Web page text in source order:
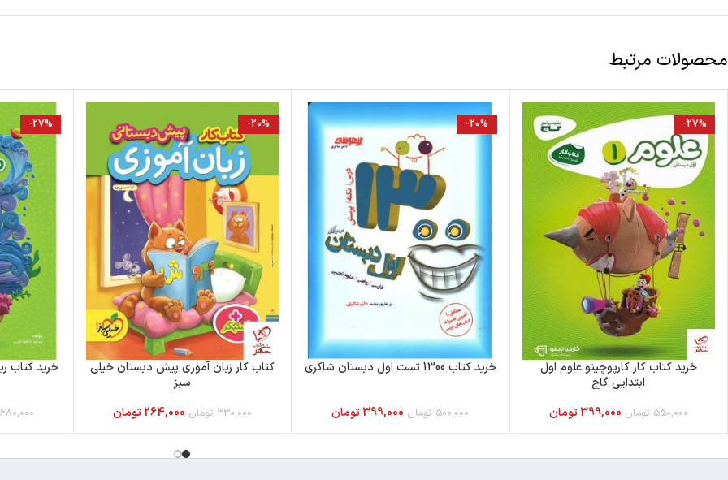
محصولات مرتبط
-27%
خرید کتاب کار کارپوچینو علوم اول
ابتدایی گاج
550,000 تومان 399,000تومان
-20%
خرید کتاب 1300 تست اول دبستان شاکری
500,000 تومان 399,000تومان
-20%
کتاب کار زبان آموزی پیش دبستان خیلی
سبز
330,000 تومان 264,000تومان
-27%
خرید کتاب
680,000